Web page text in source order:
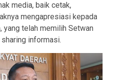
media, baik cetak,
mengapresiasi kepada
yang telah memilih Setwan
sharing informasi.